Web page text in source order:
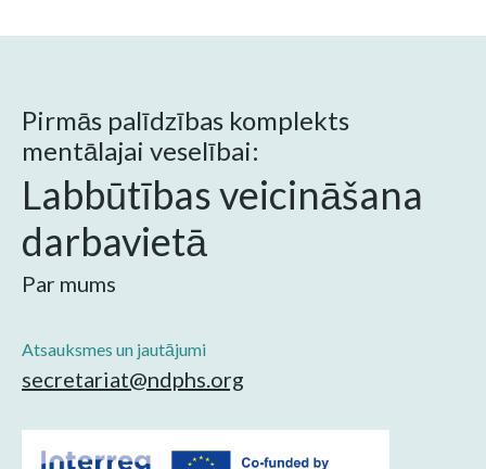
Pirmās palīdzības komplekts
mentālajai veselībai:
Labbūtības veicināšana
darbavietā
Par mums
Atsauksmes un jautājumi
secretariat@ndphs.org